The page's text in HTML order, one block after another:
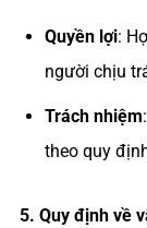
Quyền lợi:
người chịu
Trách nhiệm
theo quy
Quy định về